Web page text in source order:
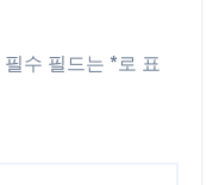
필수 필드는 *로 표